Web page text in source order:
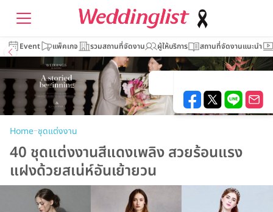
Event แพ็คเกจ รวมสถานที่จัดงาน ผู้ให้บริการ สถานที่จัดงานแนะนำ
Home–ชุดแต่งงาน
40 ชุดแต่งงานสีแดงเพลิง สวยร้อนแรง
แฝงด้วยสเน่ห์อันเย้ายวน